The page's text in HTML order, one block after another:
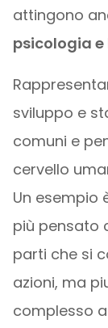
attingono
psicologia
sviluppo e
comuni e
cervello
Un esempio
più pensato
parti che si
azioni, ma
complesso